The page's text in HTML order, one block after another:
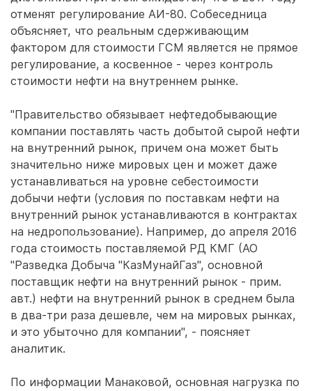
отменят регулирование АИ-80. Собеседница
объясняет, что реальным сдерживающим
фактором для стоимости ГСМ является не прямое
регулирование, а косвенное - через контроль
стоимости нефти на внутреннем рынке.
"Правительство обязывает нефтедобывающие
компании поставлять часть добытой сырой нефти
на внутренний рынок, причем она может быть
значительно ниже мировых цен и может даже
устанавливаться на уровне себестоимости
добычи нефти (условия по поставкам нефти на
внутренний рынок устанавливаются в контрактах
на недропользование). Например, до апреля 2016
года стоимость поставляемой РД КМГ (АО
"Разведка Добыча "КазМунайГаз", основной
поставщик нефти на внутренний рынок - прим.
авт.) нефти на внутренний рынок в среднем была
в два-три раза дешевле, чем на мировых рынках,
и это убыточно для компании", - поясняет
аналитик.
По информации Манаковой, основная нагрузка по